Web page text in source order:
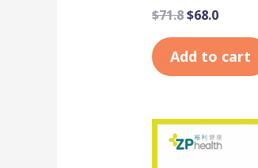
$71.8$68.0
Add to cart
Original
priceprice